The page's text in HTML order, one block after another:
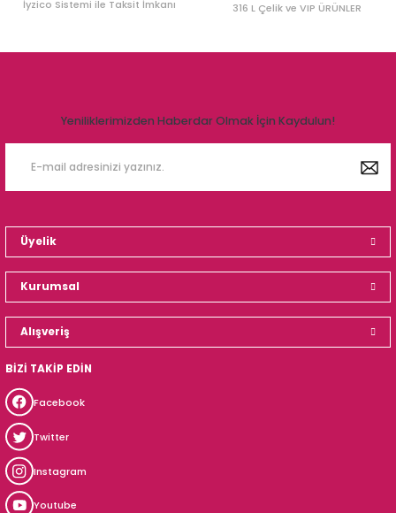
İyzico Sistemi ile Taksit İmkanı
316 L Çelik ve VIP ÜRÜNLER
Yeniliklerimizden Haberdar Olmak İçin Kaydulun!
Üyelik
Kurumsal
Alışveriş
BİZİ TAKİP EDİN
Facebook
Twitter
Instagram
Youtube